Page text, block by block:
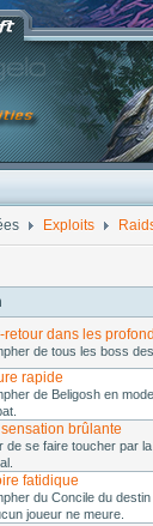
Exploits
retour dans les
de tous les boss
rapide
de Beligosh en
brûlante
de se faire toucher par
fatidique
du Concile du
joueur ne meure.